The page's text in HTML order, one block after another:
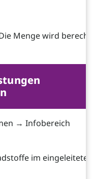
Menge wird
→ Infobereich
im eingeleiteten